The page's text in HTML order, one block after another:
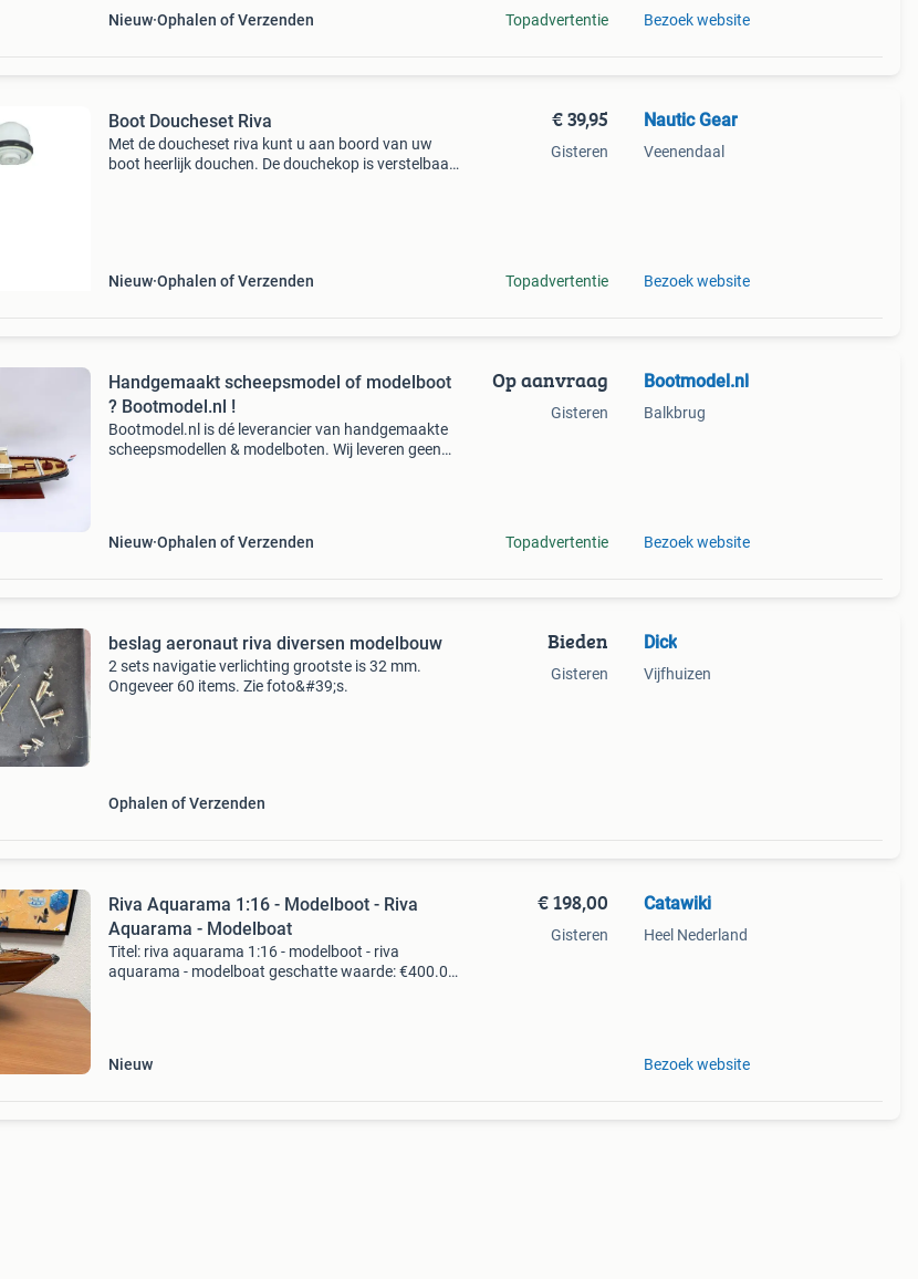
Nieuw Ophalen of Verzenden Topadvertentie Bezoek website
Boot Doucheset Riva
Met de doucheset riva kunt u aan boord van uw
boot heerlijk douchen. De douchekop is verstelbaar
Nieuw Ophalen of Verzenden
€ 39,95
Gisteren
Topadvertentie
Nautic Gear
Veenendaal
Bezoek website
Handgemaakt scheepsmodel of modelboot
? Bootmodel.nl !
Bootmodel.nl is dé leverancier van handgemaakte
scheepsmodellen & modelboten. Wij leveren geen
Nieuw Ophalen of Verzenden
Op aanvraag
Gisteren
Topadvertentie
Bootmodel.nl
Balkbrug
Bezoek website
beslag aeronaut riva diversen modelbouw
2 sets navigatie verlichting grootste is 32 mm.
Ongeveer 60 items. Zie foto&#39;s.
Ophalen of Verzenden
Bieden
Gisteren
Dick
Vijfhuizen
Riva Aquarama 1:16 - Modelboot - Riva
Aquarama - Modelboat
Titel: riva aquarama 1:16 - modelboot - riva
aquarama - modelboat geschatte waarde: €400.0
Nieuw
€ 198,00
Gisteren
Catawiki
Heel Nederland
Bezoek website